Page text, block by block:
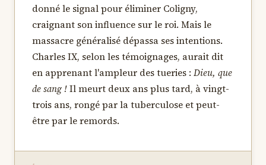
donné le signal pour éliminer Coligny,
craignant son influence sur le roi. Mais le
massacre généralisé dépassa ses intentions.
Charles IX, selon les témoignages, aurait dit
en apprenant l'ampleur des tueries : Dieu, que
de sang !Il meurt deux ans plus tard, à vingt-
trois ans, rongé par la tuberculose et peut-
être par le remords.